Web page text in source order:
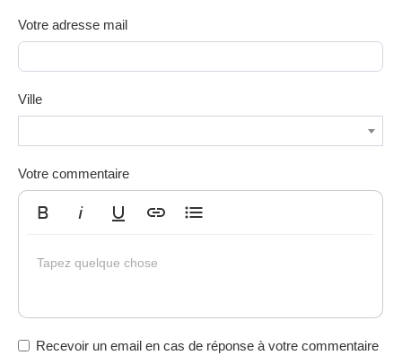
Votre adresse mail
Ville
Votre commentaire
Tapez quelque chose
Recevoir un email en cas de réponse à votre commentaire